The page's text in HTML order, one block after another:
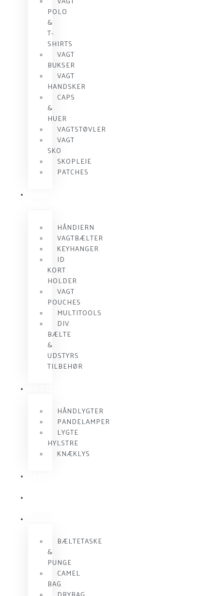
POLO
&
T-
SHIRTS
VAGT
BUKSER
VAGT
HANDSKER
CAPS
&
HUER
VAGTSTØVLER
VAGT
SKO
SKOPLEJE
PATCHES
HÅNDJERN
VAGTBÆLTER
KEYHANGER
ID
KORT
HOLDER
VAGT
POUCHES
MULTITOOLS
DIV.
BÆLTE
&
UDSTYRS
TILBEHØR
HÅNDLYGTER
PANDELAMPER
LYGTE
HYLSTRE
KNÆKLYS
BÆLTETASKE
&
PUNGE
CAMEL
BAG